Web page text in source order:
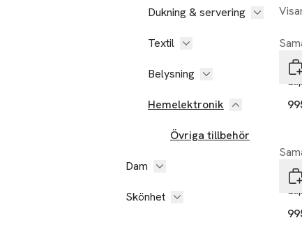
Dukning & servering
Textil
Belysning
Hemelektronik
Övriga tillbehör
Dam
Skönhet